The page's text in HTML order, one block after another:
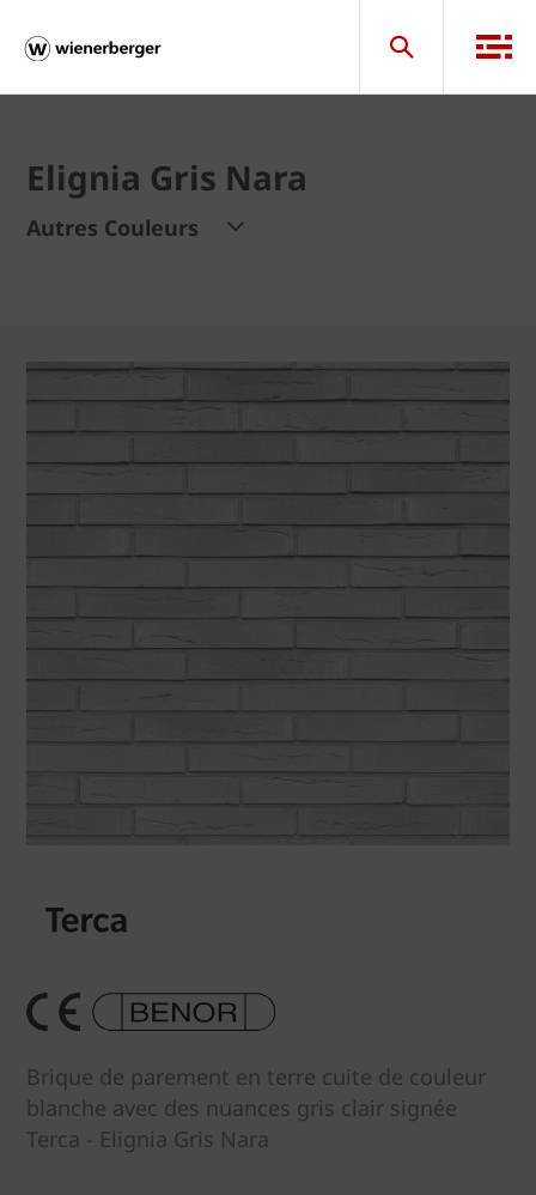
Elignia Gris Nara
Autres Couleurs
Brique de parement en terre cuite de couleur
blanche avec des nuances gris clair signée
Terca - Elignia Gris Nara